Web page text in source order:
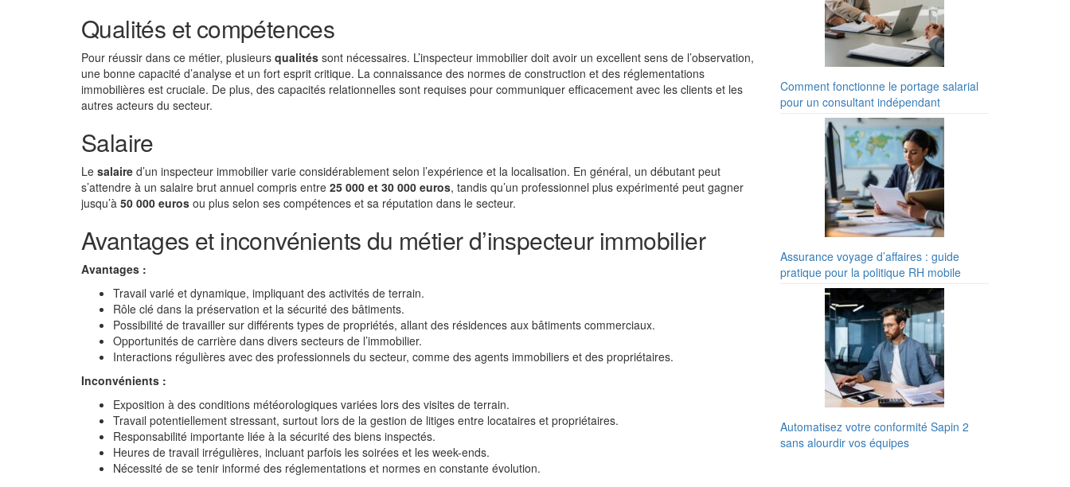
Qualités et compétences
Pour réussir dans ce métier, plusieurs qualités sont nécessaires. L’inspecteur immobilier doit avoir un excellent sens de l’observation,
une bonne capacité d’analyse et un fort esprit critique. La connaissance des normes de construction et des réglementations
immobilières est cruciale. De plus, des capacités relationnelles sont requises pour communiquer efficacement avec les clients et les
autres acteurs du secteur.
Salaire
Le salaire d’un inspecteur immobilier varie considérablement selon l’expérience et la localisation. En général, un débutant peut
s’attendre à un salaire brut annuel compris entre 25 000 et 30 000 euros, tandis qu’un professionnel plus expérimenté peut gagner
jusqu’à 50 000 euros ou plus selon ses compétences et sa réputation dans le secteur.
Avantages et inconvénients du métier d’inspecteur immobilier
Avantages :
Travail varié et dynamique, impliquant des activités de terrain.
Rôle clé dans la préservation et la sécurité des bâtiments.
Possibilité de travailler sur différents types de propriétés, allant des résidences aux bâtiments commerciaux.
Opportunités de carrière dans divers secteurs de l’immobilier.
Interactions régulières avec des professionnels du secteur, comme des agents immobiliers et des propriétaires.
Inconvénients :
Exposition à des conditions météorologiques variées lors des visites de terrain.
Travail potentiellement stressant, surtout lors de la gestion de litiges entre locataires et propriétaires.
Responsabilité importante liée à la sécurité des biens inspectés.
Heures de travail irrégulières, incluant parfois les soirées et les week-ends.
Nécessité de se tenir informé des réglementations et normes en constante évolution.
Comment fonctionne le portage salarial
pour un consultant indépendant
Assurance voyage d’affaires : guide
pratique pour la politique RH mobile
Automatisez votre conformité Sapin 2
sans alourdir vos équipes